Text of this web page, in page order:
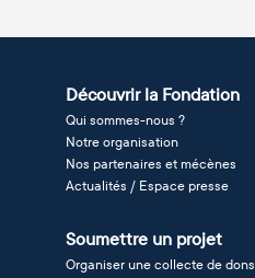
Découvrir la Fondation
Qui sommes-nous ?
Notre organisation
Nos partenaires et mécènes
Actualités / Espace presse
Soumettre un projet
Organiser une collecte de dons